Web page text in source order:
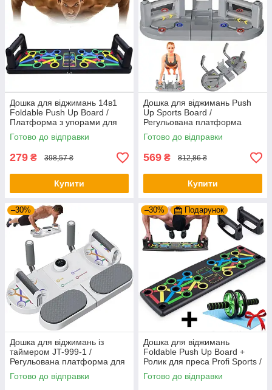
Дошка для віджимань 14в1
Foldable Push Up Board /
Платформа з упорами для
віджимань / Тренажер для
віджимання
Готово до відправки
279 ₴ 398,57 ₴
Купити
Дошка для віджимань Push
Up Sports Board /
Регульована платформа
тренажер для віджимань /
Упори від підлоги
Готово до відправки
569 ₴ 812,86 ₴
Купити
–30%
Дошка для віджимань із
таймером JT-999-1 /
Регульована платформа для
віджимань / Фітнес тренажер
для преса
Готово до відправки
–30% Подарунок
Дошка для віджимань
Foldable Push Up Board +
Ролик для преса Profi Sports /
Платформа з упорами
Готово до відправки